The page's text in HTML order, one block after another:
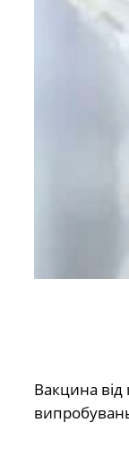
Вакцина від